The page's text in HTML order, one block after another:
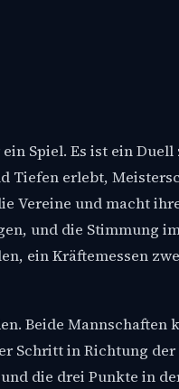
Spiel. Es ist ein Duell
Tiefen erlebt,
Vereine und macht
und die Stimmung
ein Kräftemessen
Beide Mannschaften
Schritt in Richtung der
die drei Punkte in